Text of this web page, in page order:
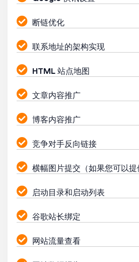
断链优化
联系地址的架构实现
HTML 站点地图
文章内容推广
博客内容推广
竞争对手反向链接
横幅图片提交（如果您可以提
启动目录和启动列表
谷歌站长绑定
网站流量查看